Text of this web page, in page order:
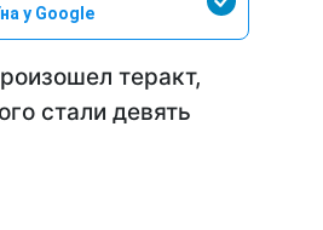
у Google
теракт,
стали девять